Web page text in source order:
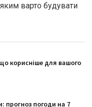
варто будувати
корисніше для вашого
прогноз погоди на 7